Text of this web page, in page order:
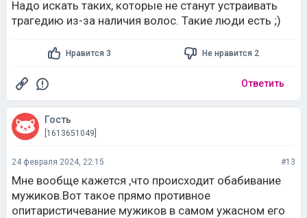
Надо искать таких, которые не станут устраивать
трагедию из-за наличия волос. Такие люди есть ;)
Нравится 3 Не нравится 2
Ответить
Гость
[1613651049]
24 февраля 2024, 22:15 #13
Мне вообще кажется ,что происходит обабивание
мужиков.Вот такое прямо противное
опитаристичевание мужиков в самом ужасном его